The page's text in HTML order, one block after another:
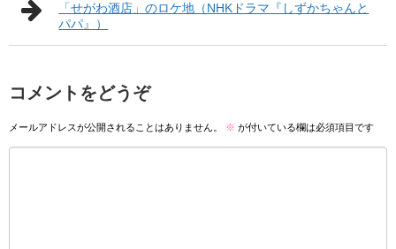
「せがわ酒店」のロケ地（NHKドラマ『しずかちゃんと
パパ』）
コメントをどうぞ
メールアドレスが公開されることはありません。 ※ が付いている欄は必須項目です